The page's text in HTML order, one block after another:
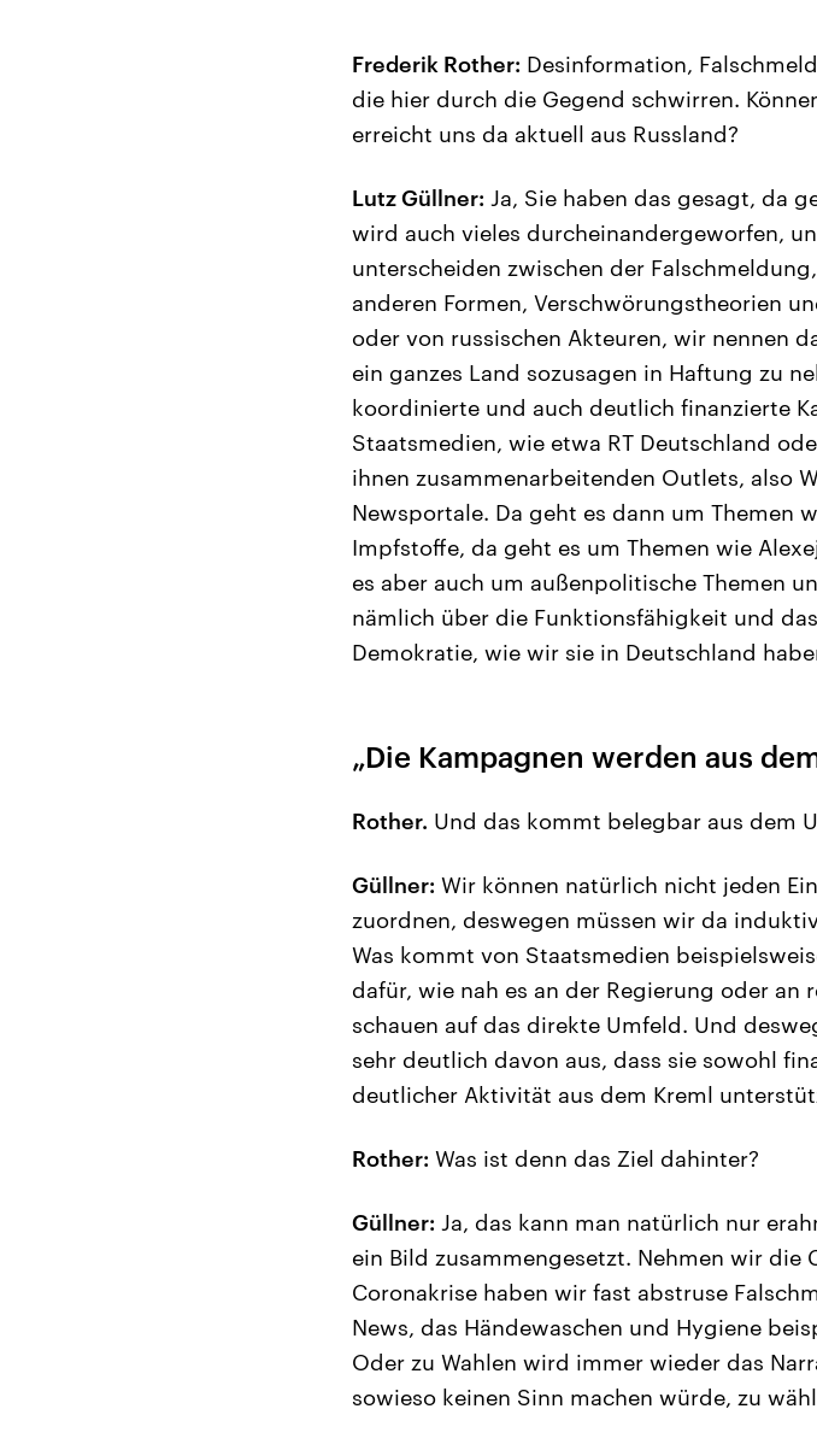
Frederik Rother: Desinformation,
die hier durch die Gegend schwirren.
erreicht uns da aktuell aus Russland?
Lutz Güllner: Ja, Sie haben das gesagt, da
wird auch vieles durcheinandergeworfen,
unterscheiden zwischen der
anderen Formen, Verschwörungstheorien
oder von russischen Akteuren, wir nennen
ein ganzes Land sozusagen in Haftung zu
koordinierte und auch deutlich finanzierte
Staatsmedien, wie etwa RT Deutschland
ihnen zusammenarbeitenden Outlets, also
Newsportale. Da geht es dann um Themen
Impfstoffe, da geht es um Themen wie
es aber auch um außenpolitische Themen
nämlich über die Funktionsfähigkeit und
Demokratie, wie wir sie in Deutschland
„Die Kampagnen werden aus
Rother. Und das kommt belegbar aus dem
Güllner: Wir können natürlich nicht jeden
zuordnen, deswegen müssen wir da
Was kommt von Staatsmedien
dafür, wie nah es an der Regierung oder
schauen auf das direkte Umfeld. Und
sehr deutlich davon aus, dass sie sowohl
deutlicher Aktivität aus dem Kreml
Rother: Was ist denn das Ziel dahinter?
Güllner: Ja, das kann man natürlich nur
ein Bild zusammengesetzt. Nehmen wir die
Coronakrise haben wir fast abstruse
News, das Händewaschen und Hygiene
Oder zu Wahlen wird immer wieder das
sowieso keinen Sinn machen würde, zu